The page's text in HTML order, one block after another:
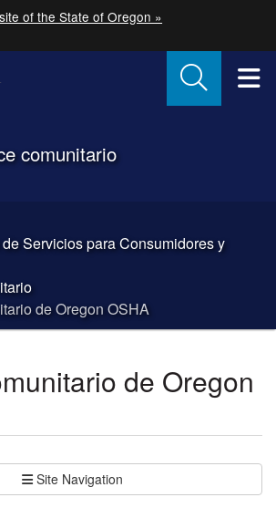
of the State of Oregon »
comunitario
Servicios para Consumidores y
de Oregon OSHA
de Oregon
Site Navigation
Hidden Submit